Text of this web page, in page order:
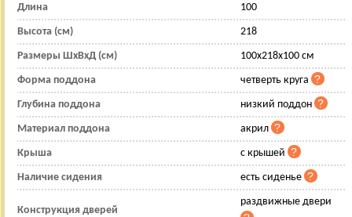
Длина 100
Высота (см) 218
Размеры ШхВхД (см) 100x218x100 см
Форма поддона четверть круга
Глубина поддона низкий поддон
Материал поддона акрил
Крыша с крышей
Наличие сидения есть сиденье
Конструкция дверей
раздвижные двери